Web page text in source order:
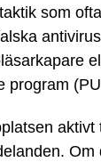
som
program
aktivt
Om